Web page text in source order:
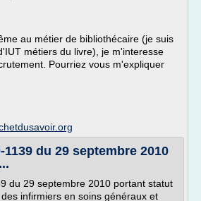
au métier de bibliothécaire (je suis
métiers du livre), je m'interesse
Pourriez vous m'expliquer
1139 du 29 septembre 2010
du 29 septembre 2010 portant statut
infirmiers en soins généraux et